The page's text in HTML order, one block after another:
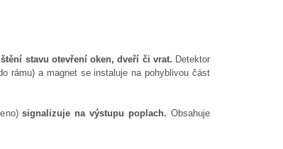
stavu otevření oken, dveří či vrat. Detektor
rámu) a magnet se instaluje na pohyblivou část
signalizuje na výstupu poplach. Obsahuje